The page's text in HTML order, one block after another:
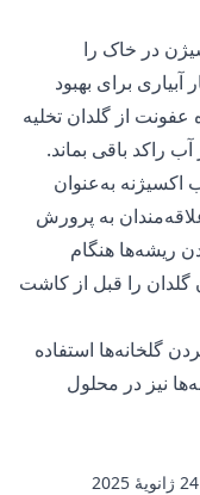
در خاک را
می‌کند و ممکن است فقط 2-3 بار آبیاری برای بهبود
از گلدان تخلیه
راکد باقی بماند.
اکسیژنه به‌عنوان
به پرورش
ریشه‌ها هنگام
گلدان را قبل از کاشت
گلخانه‌ها استفاده
نیز در محلول
24 ژانویهٔ 2025